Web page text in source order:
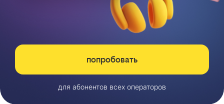
попробовать
для абонентов всех операторов